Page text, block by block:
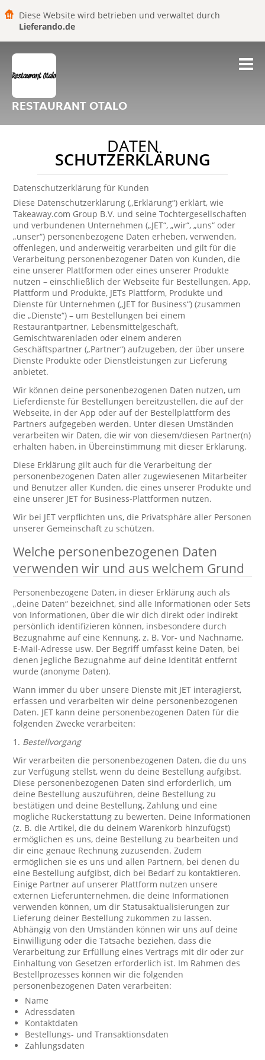
Diese Website wird betrieben und verwaltet durch
Lieferando.de
RESTAURANT OTALO
DATEN
SCHUTZERKLÄRUNG
Datenschutzerklärung für Kunden
Diese Datenschutzerklärung („Erklärung“) erklärt, wie
Takeaway.com Group B.V. und seine Tochtergesellschaften
und verbundenen Unternehmen („JET“, „wir“, „uns“ oder
„unser“) personenbezogene Daten erheben, verwenden,
offenlegen, und anderweitig verarbeiten und gilt für die
Verarbeitung personenbezogener Daten von Kunden, die
eine unserer Plattformen oder eines unserer Produkte
nutzen – einschließlich der Webseite für Bestellungen, App,
Plattform und Produkte, JETs Plattform, Produkte und
Dienste für Unternehmen („JET for Business“) (zusammen
die „Dienste“) – um Bestellungen bei einem
Restaurantpartner, Lebensmittelgeschäft,
Gemischtwarenladen oder einem anderen
Geschäftspartner („Partner“) aufzugeben, der über unsere
Dienste Produkte oder Dienstleistungen zur Lieferung
anbietet.
Wir können deine personenbezogenen Daten nutzen, um
Lieferdienste für Bestellungen bereitzustellen, die auf der
Webseite, in der App oder auf der Bestellplattform des
Partners aufgegeben werden. Unter diesen Umständen
verarbeiten wir Daten, die wir von diesem/diesen Partner(n)
erhalten haben, in Übereinstimmung mit dieser Erklärung.
Diese Erklärung gilt auch für die Verarbeitung der
personenbezogenen Daten aller zugewiesenen Mitarbeiter
und Benutzer aller Kunden, die eines unserer Produkte und
eine unserer JET for Business-Plattformen nutzen.
Wir bei JET verpflichten uns, die Privatsphäre aller Personen
unserer Gemeinschaft zu schützen.
Welche personenbezogenen Daten
verwenden wir und aus welchem Grund
Personenbezogene Daten, in dieser Erklärung auch als
„deine Daten“ bezeichnet, sind alle Informationen oder Sets
von Informationen, über die wir dich direkt oder indirekt
persönlich identifizieren können, insbesondere durch
Bezugnahme auf eine Kennung, z. B. Vor- und Nachname,
E-Mail-Adresse usw. Der Begriff umfasst keine Daten, bei
denen jegliche Bezugnahme auf deine Identität entfernt
wurde (anonyme Daten).
Wann immer du über unsere Dienste mit JET interagierst,
erfassen und verarbeiten wir deine personenbezogenen
Daten. JET kann deine personenbezogenen Daten für die
folgenden Zwecke verarbeiten:
1. Bestellvorgang
Wir verarbeiten die personenbezogenen Daten, die du uns
zur Verfügung stellst, wenn du deine Bestellung aufgibst.
Diese personenbezogenen Daten sind erforderlich, um
deine Bestellung auszuführen, deine Bestellung zu
bestätigen und deine Bestellung, Zahlung und eine
mögliche Rückerstattung zu bewerten. Deine Informationen
(z. B. die Artikel, die du deinem Warenkorb hinzufügst)
ermöglichen es uns, deine Bestellung zu bearbeiten und
dir eine genaue Rechnung zuzusenden. Zudem
ermöglichen sie es uns und allen Partnern, bei denen du
eine Bestellung aufgibst, dich bei Bedarf zu kontaktieren.
Einige Partner auf unserer Plattform nutzen unsere
externen Lieferunternehmen, die deine Informationen
verwenden können, um dir Statusaktualisierungen zur
Lieferung deiner Bestellung zukommen zu lassen.
Abhängig von den Umständen können wir uns auf deine
Einwilligung oder die Tatsache beziehen, dass die
Verarbeitung zur Erfüllung eines Vertrags mit dir oder zur
Einhaltung von Gesetzen erforderlich ist. Im Rahmen des
Bestellprozesses können wir die folgenden
personenbezogenen Daten verarbeiten:
Name
Adressdaten
Kontaktdaten
Bestellungs- und Transaktionsdaten
Zahlungsdaten